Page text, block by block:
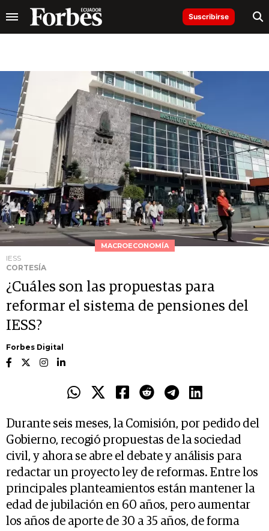
Suscribirse
MACROECONOMÍA
IESS
CORTESÍA
¿Cuáles son las propuestas para
reformar el sistema de pensiones del
IESS?
Forbes Digital
Durante seis meses, la Comisión, por pedido del
Gobierno, recogió propuestas de la sociedad
civil, y ahora se abre el debate y análisis para
redactar un proyecto ley de reformas. Entre los
principales planteamientos están mantener la
edad de jubilación en 60 años, pero aumentar
los años de aporte de 30 a 35 años, de forma